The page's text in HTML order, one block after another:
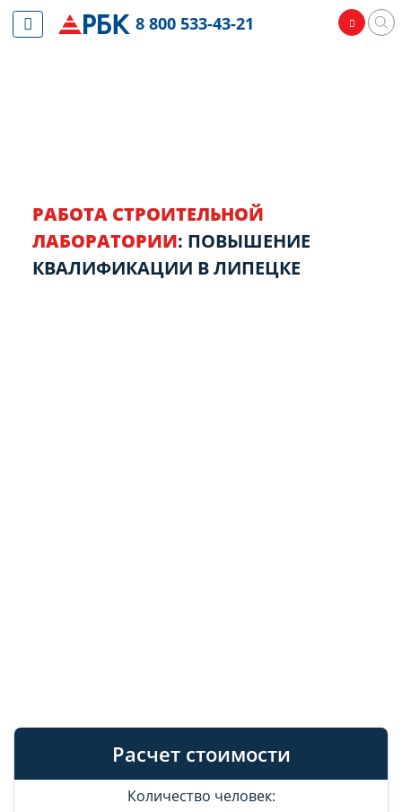
РАБОТА СТРОИТЕЛЬНОЙ
ЛАБОРАТОРИИ: ПОВЫШЕНИЕ
КВАЛИФИКАЦИИ В ЛИПЕЦКЕ
Расчет стоимости
Количество человек:
8 800 533-43-21